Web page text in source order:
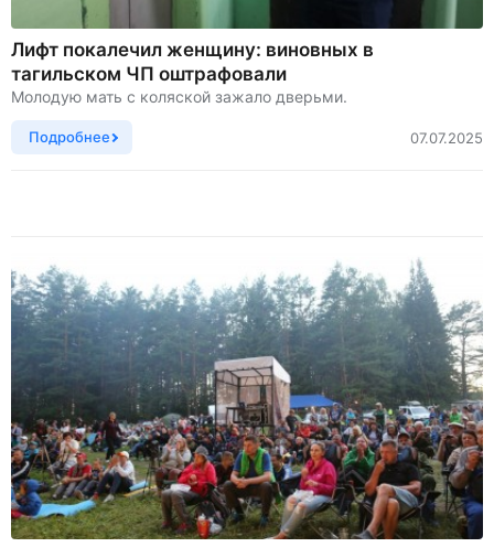
Лифт покалечил женщину: виновных в
тагильском ЧП оштрафовали
Молодую мать с коляской зажало дверьми.
Подробнее 07.07.2025